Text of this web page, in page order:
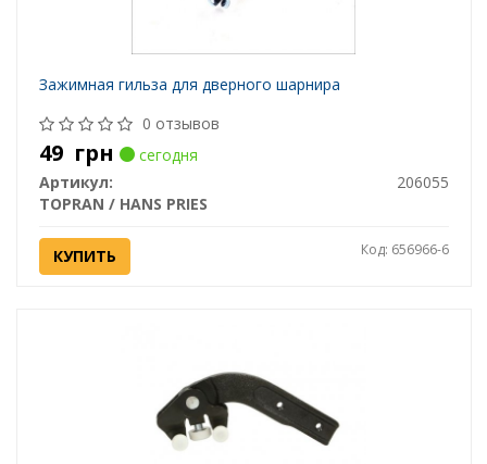
Зажимная гильза для дверного шарнира
0 отзывов
49 грн
сегодня
Артикул:
206055
TOPRAN / HANS PRIES
КУПИТЬ Код: 656966-6